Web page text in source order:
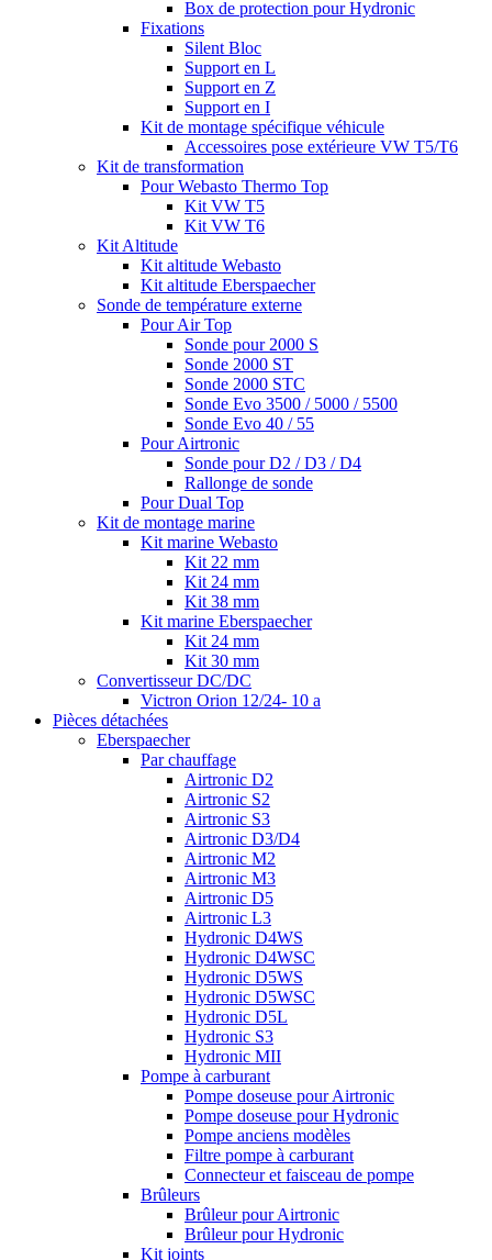
Box de protection pour Hydronic
Fixations
Silent Bloc
Support en L
Support en Z
Support en I
Kit de montage spécifique véhicule
Accessoires pose extérieure VW T5/T6
Kit de transformation
Pour Webasto Thermo Top
Kit VW T5
Kit VW T6
Kit Altitude
Kit altitude Webasto
Kit altitude Eberspaecher
Sonde de température externe
Pour Air Top
Sonde pour 2000 S
Sonde 2000 ST
Sonde 2000 STC
Sonde Evo 3500 / 5000 / 5500
Sonde Evo 40 / 55
Pour Airtronic
Sonde pour D2 / D3 / D4
Rallonge de sonde
Pour Dual Top
Kit de montage marine
Kit marine Webasto
Kit 22 mm
Kit 24 mm
Kit 38 mm
Kit marine Eberspaecher
Kit 24 mm
Kit 30 mm
Convertisseur DC/DC
Victron Orion 12/24- 10 a
Pièces détachées
Eberspaecher
Par chauffage
Airtronic D2
Airtronic S2
Airtronic S3
Airtronic D3/D4
Airtronic M2
Airtronic M3
Airtronic D5
Airtronic L3
Hydronic D4WS
Hydronic D4WSC
Hydronic D5WS
Hydronic D5WSC
Hydronic D5L
Hydronic S3
Hydronic MII
Pompe à carburant
Pompe doseuse pour Airtronic
Pompe doseuse pour Hydronic
Pompe anciens modèles
Filtre pompe à carburant
Connecteur et faisceau de pompe
Brûleurs
Brûleur pour Airtronic
Brûleur pour Hydronic
Kit joints